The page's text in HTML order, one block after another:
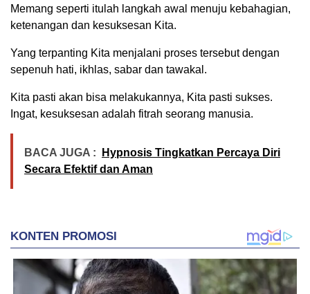
Memang seperti itulah langkah awal menuju kebahagian,
ketenangan dan kesuksesan Kita.
Yang terpanting Kita menjalani proses tersebut dengan
sepenuh hati, ikhlas, sabar dan tawakal.
Kita pasti akan bisa melakukannya, Kita pasti sukses.
Ingat, kesuksesan adalah fitrah seorang manusia.
BACA JUGA :
Hypnosis Tingkatkan Percaya Diri
Secara Efektif dan Aman